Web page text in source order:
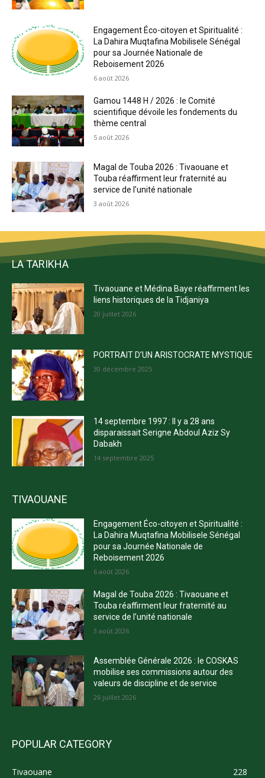
Engagement Éco-citoyen et Spiritualité :
La Dahira Muqtafina Mobilisele Sénégal
pour sa Journée Nationale de
Reboisement 2026
6 août 2026
Gamou 1448 H / 2026 : le Comité
scientifique dévoile les fondements du
thème central
5 août 2026
Magal de Touba 2026 : Tivaouane et
Touba réaffirment leur fraternité au
service de l’unité nationale
3 août 2026
LA TARIKHA
Tivaouane et Médina Baye réaffirment les
liens historiques de la Tidjaniya
20 juillet 2026
PORTRAIT D’UN ARISTOCRATE MYSTIQUE
30 décembre 2025
14 septembre 1997 : Il y a 28 ans
disparaissait Serigne Abdoul Aziz Sy
Dabakh
14 septembre 2025
TIVAOUANE
Engagement Éco-citoyen et Spiritualité :
La Dahira Muqtafina Mobilisele Sénégal
pour sa Journée Nationale de
Reboisement 2026
6 août 2026
Magal de Touba 2026 : Tivaouane et
Touba réaffirment leur fraternité au
service de l’unité nationale
3 août 2026
Assemblée Générale 2026 : le COSKAS
mobilise ses commissions autour des
valeurs de discipline et de service
26 juillet 2026
POPULAR CATEGORY
Tivaouane
228